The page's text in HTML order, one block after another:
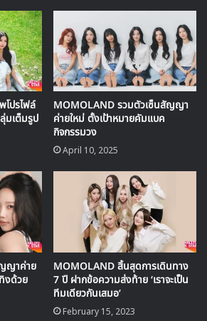
นส่วนหนึ่งของความพิเศษที่
อบให้กับแฟนๆในวันครบรอบเดบิวต์
พฤศจิกายน ซึ่งปีนี้จะครบรอบ 4 ปีการ
ยืนยันในเรื่องนี้พร้อมกับพูดถึงการร่วม
ปรไฟล์
มเต็มรูป
MOMOLAND รวมตัวเซ็นสัญญา
ค่ายใหม่ ตั้งเป้าหมายคัมแบค
กิจกรรมวง
April 10, 2025
ญาค่าย
งด้วย
MOMOLAND สิ้นสุดการเดินทาง
7 ปี ฝากข้อความส่งท้าย ‘เราจะเป็น
ทีมเดียวกันเสมอ’
February 15, 2023